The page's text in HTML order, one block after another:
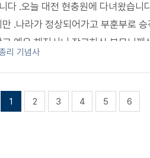
다 .오늘 대전 현충원에 다녀왔습니
.나라가 정상되어가고 부훈부로
예우 해지시니 작고하신 부모님
다 .이분들께서 피흘리시고 희생하
리 기념사
1 2 3 4 5 6